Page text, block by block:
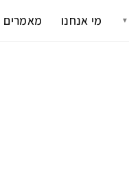
▼ מי אנחנו מאמרים